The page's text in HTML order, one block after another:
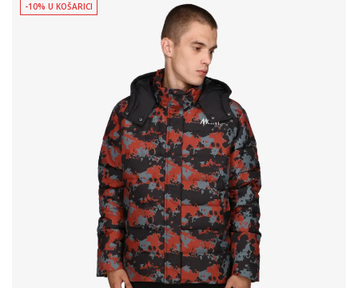
-10% U KOŠARICI